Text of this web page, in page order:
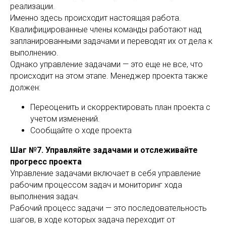
реализации.
Именно здесь происходит настоящая работа.
Квалифицированные члены команды работают над
запланированными задачами и переводят их от дела к
выполнению.
Однако управление задачами — это еще не все, что
происходит на этом этапе. Менеджер проекта также
должен:
Переоценить и скорректировать план проекта с
учетом изменений.
Сообщайте о ходе проекта
Шаг №7. Управляйте задачами и отслеживайте
прогресс проекта
Управление задачами включает в себя управление
рабочим процессом задач и мониторинг хода
выполнения задач.
Рабочий процесс задачи — это последовательность
шагов, в ходе которых задача переходит от